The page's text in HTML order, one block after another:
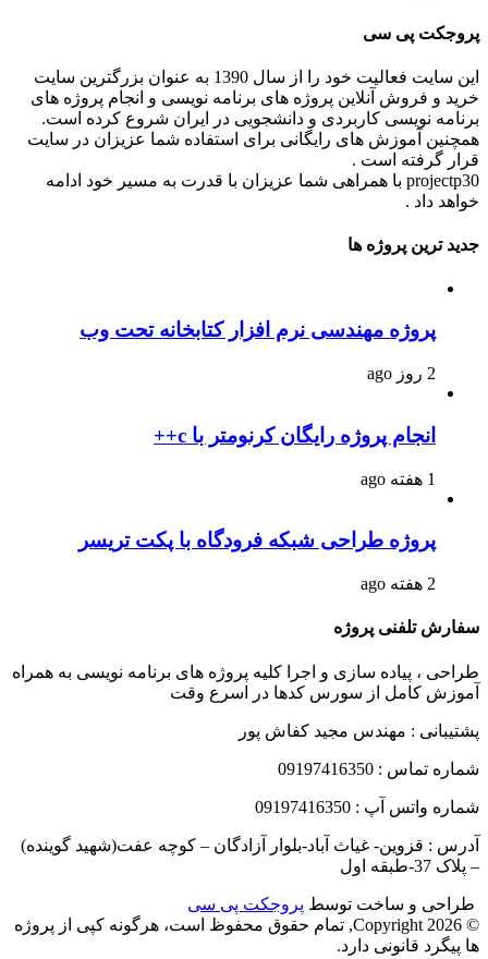
پروجکت پی سی
این سایت فعالیت خود را از سال 1390 به عنوان بزرگترین سایت
خرید و فروش آنلاین پروژه های برنامه نویسی و انجام پروژه های
برنامه نویسی کاربردی و دانشجویی در ایران شروع کرده است.
همچنین آموزش های رایگانی برای استفاده شما عزیزان در سایت
قرار گرفته است .
projectp30 با همراهی شما عزیزان با قدرت به مسیر خود ادامه
خواهد داد .
جدید ترین پروژه ها
پروژه مهندسی نرم افزار کتابخانه تحت وب
2 روز ago
انجام پروژه رایگان کرنومتر با c++
1 هفته ago
پروژه طراحی شبکه فرودگاه با پکت تریسر
2 هفته ago
سفارش تلفنی پروژه
طراحی ، پیاده سازی و اجرا کلیه پروژه های برنامه نویسی به همراه
آموزش کامل از سورس کدها در اسرع وقت
پشتیبانی : مهندس مجید کفاش پور
شماره تماس : 09197416350
شماره واتس آپ : 09197416350
آدرس : قزوین- غیاث آباد-بلوار آزادگان – کوچه عفت(شهید گوینده)
– پلاک 37-طبقه اول
طراحی و ساخت توسط پروجکت پی سی
© Copyright 2026, تمام حقوق محفوظ است، هرگونه کپی از پروژه
ها پیگرد قانونی دارد.